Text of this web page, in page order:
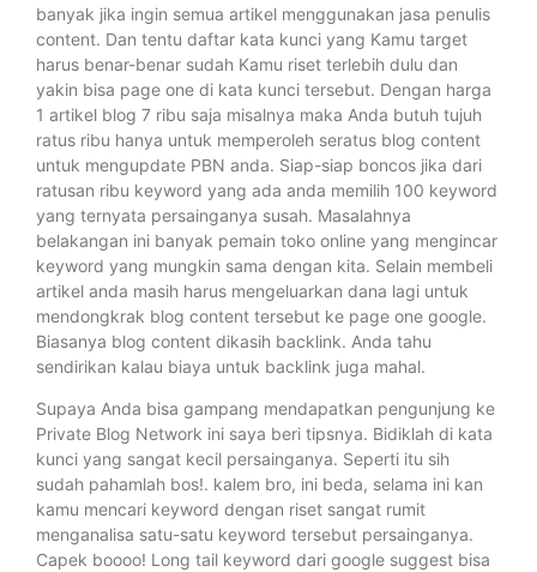
banyak jika ingin semua artikel menggunakan jasa penulis
content. Dan tentu daftar kata kunci yang Kamu target
harus benar-benar sudah Kamu riset terlebih dulu dan
yakin bisa page one di kata kunci tersebut. Dengan harga
1 artikel blog 7 ribu saja misalnya maka Anda butuh tujuh
ratus ribu hanya untuk memperoleh seratus blog content
untuk mengupdate PBN anda. Siap-siap boncos jika dari
ratusan ribu keyword yang ada anda memilih 100 keyword
yang ternyata persainganya susah. Masalahnya
belakangan ini banyak pemain toko online yang mengincar
keyword yang mungkin sama dengan kita. Selain membeli
artikel anda masih harus mengeluarkan dana lagi untuk
mendongkrak blog content tersebut ke page one google.
Biasanya blog content dikasih backlink. Anda tahu
sendirikan kalau biaya untuk backlink juga mahal.
Supaya Anda bisa gampang mendapatkan pengunjung ke
Private Blog Network ini saya beri tipsnya. Bidiklah di kata
kunci yang sangat kecil persainganya. Seperti itu sih
sudah pahamlah bos!. kalem bro, ini beda, selama ini kan
kamu mencari keyword dengan riset sangat rumit
menganalisa satu-satu keyword tersebut persainganya.
Capek boooo! Long tail keyword dari google suggest bisa